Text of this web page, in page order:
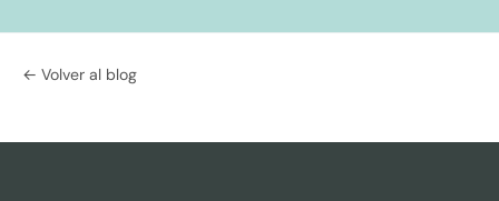
← Volver al blog